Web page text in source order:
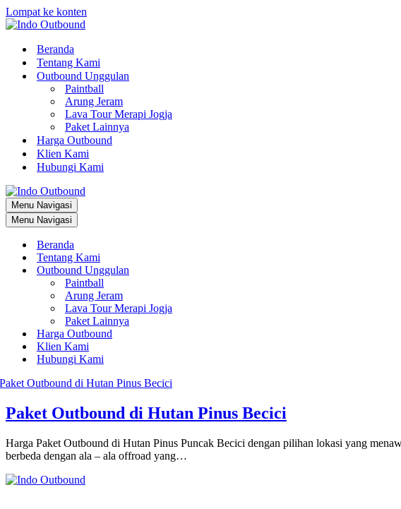
Lompat ke konten
Beranda
Tentang Kami
Outbound Unggulan
Paintball
Arung Jeram
Lava Tour Merapi Jogja
Paket Lainnya
Harga Outbound
Klien Kami
Hubungi Kami
Menu Navigasi
Menu Navigasi
Beranda
Tentang Kami
Outbound Unggulan
Paintball
Arung Jeram
Lava Tour Merapi Jogja
Paket Lainnya
Harga Outbound
Klien Kami
Hubungi Kami
Paket Outbound di Hutan Pinus Becici
Harga Paket Outbound di Hutan Pinus Puncak Becici dengan pilihan lokasi yang
berbeda dengan ala – ala offroad yang…